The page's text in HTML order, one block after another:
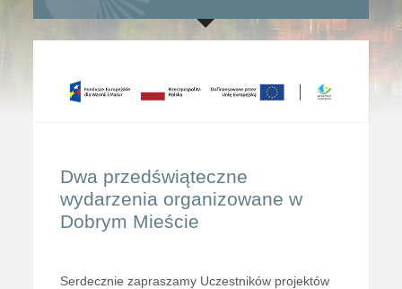
Dwa przedświąteczne
wydarzenia organizowane w
Dobrym Mieście
Serdecznie zapraszamy Uczestników projektów